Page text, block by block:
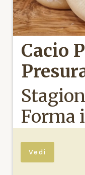
Cacio
Forma
/ 0,40
Recensioni(2)
Vedi